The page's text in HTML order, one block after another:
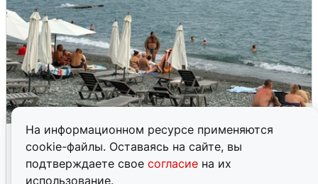
На информационном ресурсе применяются
cookie-файлы. Оставаясь на сайте, вы
подтверждаете свое согласие на их
использование.
Жители и туристы Сочи рассказали
об атаке БПЛА 5 августа
5 августа 0